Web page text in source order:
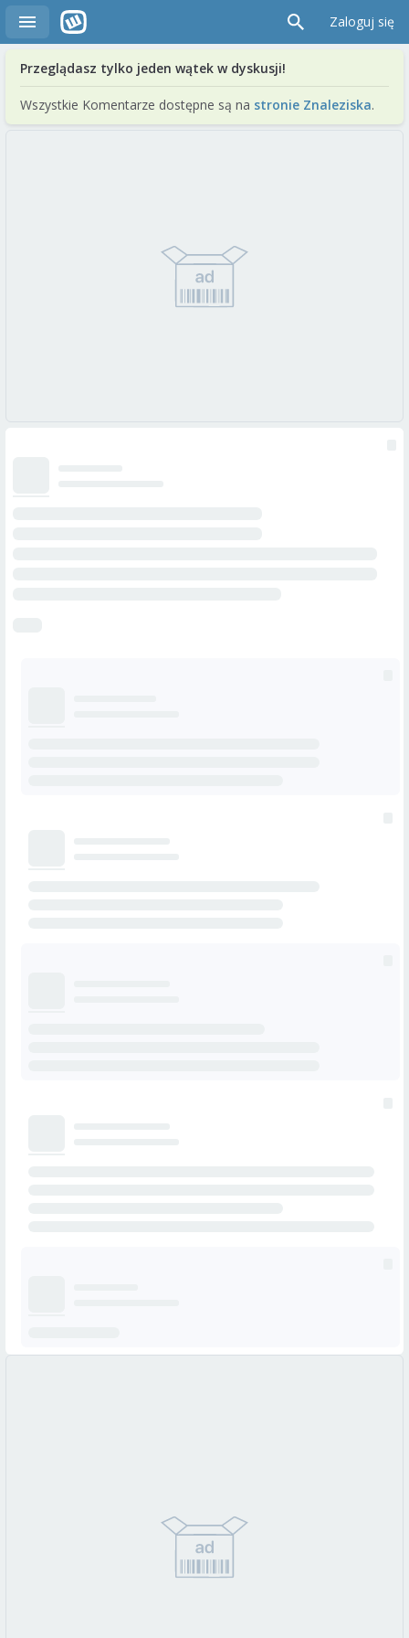
Zaloguj się
Przeglądasz tylko jeden wątek w dyskusji!
Wszystkie Komentarze dostępne są na stronie Znaleziska.